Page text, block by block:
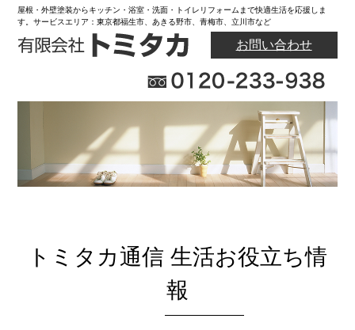
屋根・外壁塗装からキッチン・浴室・洗面・トイレリフォームまで快適生活を応援しま
す。サービスエリア：東京都福生市、あきる野市、青梅市、立川市など
お問い合わせ
トミタカ通信 生活お役立ち情
報